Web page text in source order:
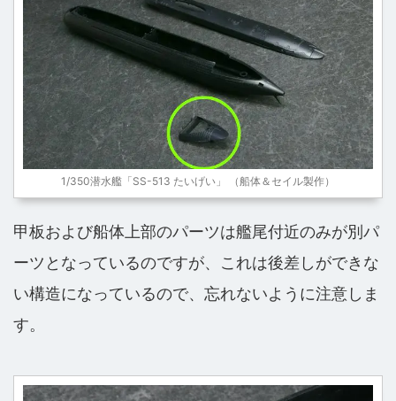
1/350潜水艦「SS-513 たいげい」 （船体＆セイル製作）
甲板および船体上部のパーツは艦尾付近のみが別パ
ーツとなっているのですが、これは後差しができな
い構造になっているので、忘れないように注意しま
す。